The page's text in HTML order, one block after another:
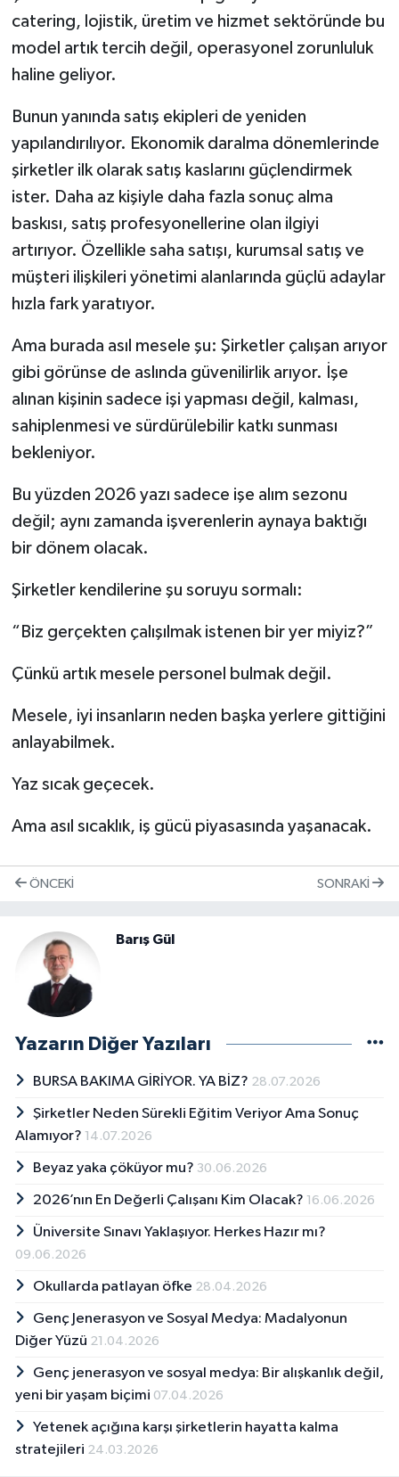
catering, lojistik, üretim ve hizmet sektöründe bu
model artık tercih değil, operasyonel zorunluluk
haline geliyor.
Bunun yanında satış ekipleri de yeniden
yapılandırılıyor. Ekonomik daralma dönemlerinde
şirketler ilk olarak satış kaslarını güçlendirmek
ister. Daha az kişiyle daha fazla sonuç alma
baskısı, satış profesyonellerine olan ilgiyi
artırıyor. Özellikle saha satışı, kurumsal satış ve
müşteri ilişkileri yönetimi alanlarında güçlü adaylar
hızla fark yaratıyor.
Ama burada asıl mesele şu: Şirketler çalışan arıyor
gibi görünse de aslında güvenilirlik arıyor. İşe
alınan kişinin sadece işi yapması değil, kalması,
sahiplenmesi ve sürdürülebilir katkı sunması
bekleniyor.
Bu yüzden 2026 yazı sadece işe alım sezonu
değil; aynı zamanda işverenlerin aynaya baktığı
bir dönem olacak.
Şirketler kendilerine şu soruyu sormalı:
“Biz gerçekten çalışılmak istenen bir yer miyiz?”
Çünkü artık mesele personel bulmak değil.
Mesele, iyi insanların neden başka yerlere gittiğini
anlayabilmek.
Yaz sıcak geçecek.
Ama asıl sıcaklık, iş gücü piyasasında yaşanacak.
ÖNCEKI SONRAKI
Barış Gül
Yazarın Diğer Yazıları
BURSA BAKIMA GİRİYOR. YA BİZ? 28.07.2026
Şirketler Neden Sürekli Eğitim Veriyor Ama Sonuç
Alamıyor? 14.07.2026
Beyaz yaka çöküyor mu? 30.06.2026
2026’nın En Değerli Çalışanı Kim Olacak? 16.06.2026
Üniversite Sınavı Yaklaşıyor. Herkes Hazır mı?
09.06.2026
Okullarda patlayan öfke 28.04.2026
Genç Jenerasyon ve Sosyal Medya: Madalyonun
Diğer Yüzü 21.04.2026
Genç jenerasyon ve sosyal medya: Bir alışkanlık değil,
yeni bir yaşam biçimi 07.04.2026
Yetenek açığına karşı şirketlerin hayatta kalma
stratejileri 24.03.2026